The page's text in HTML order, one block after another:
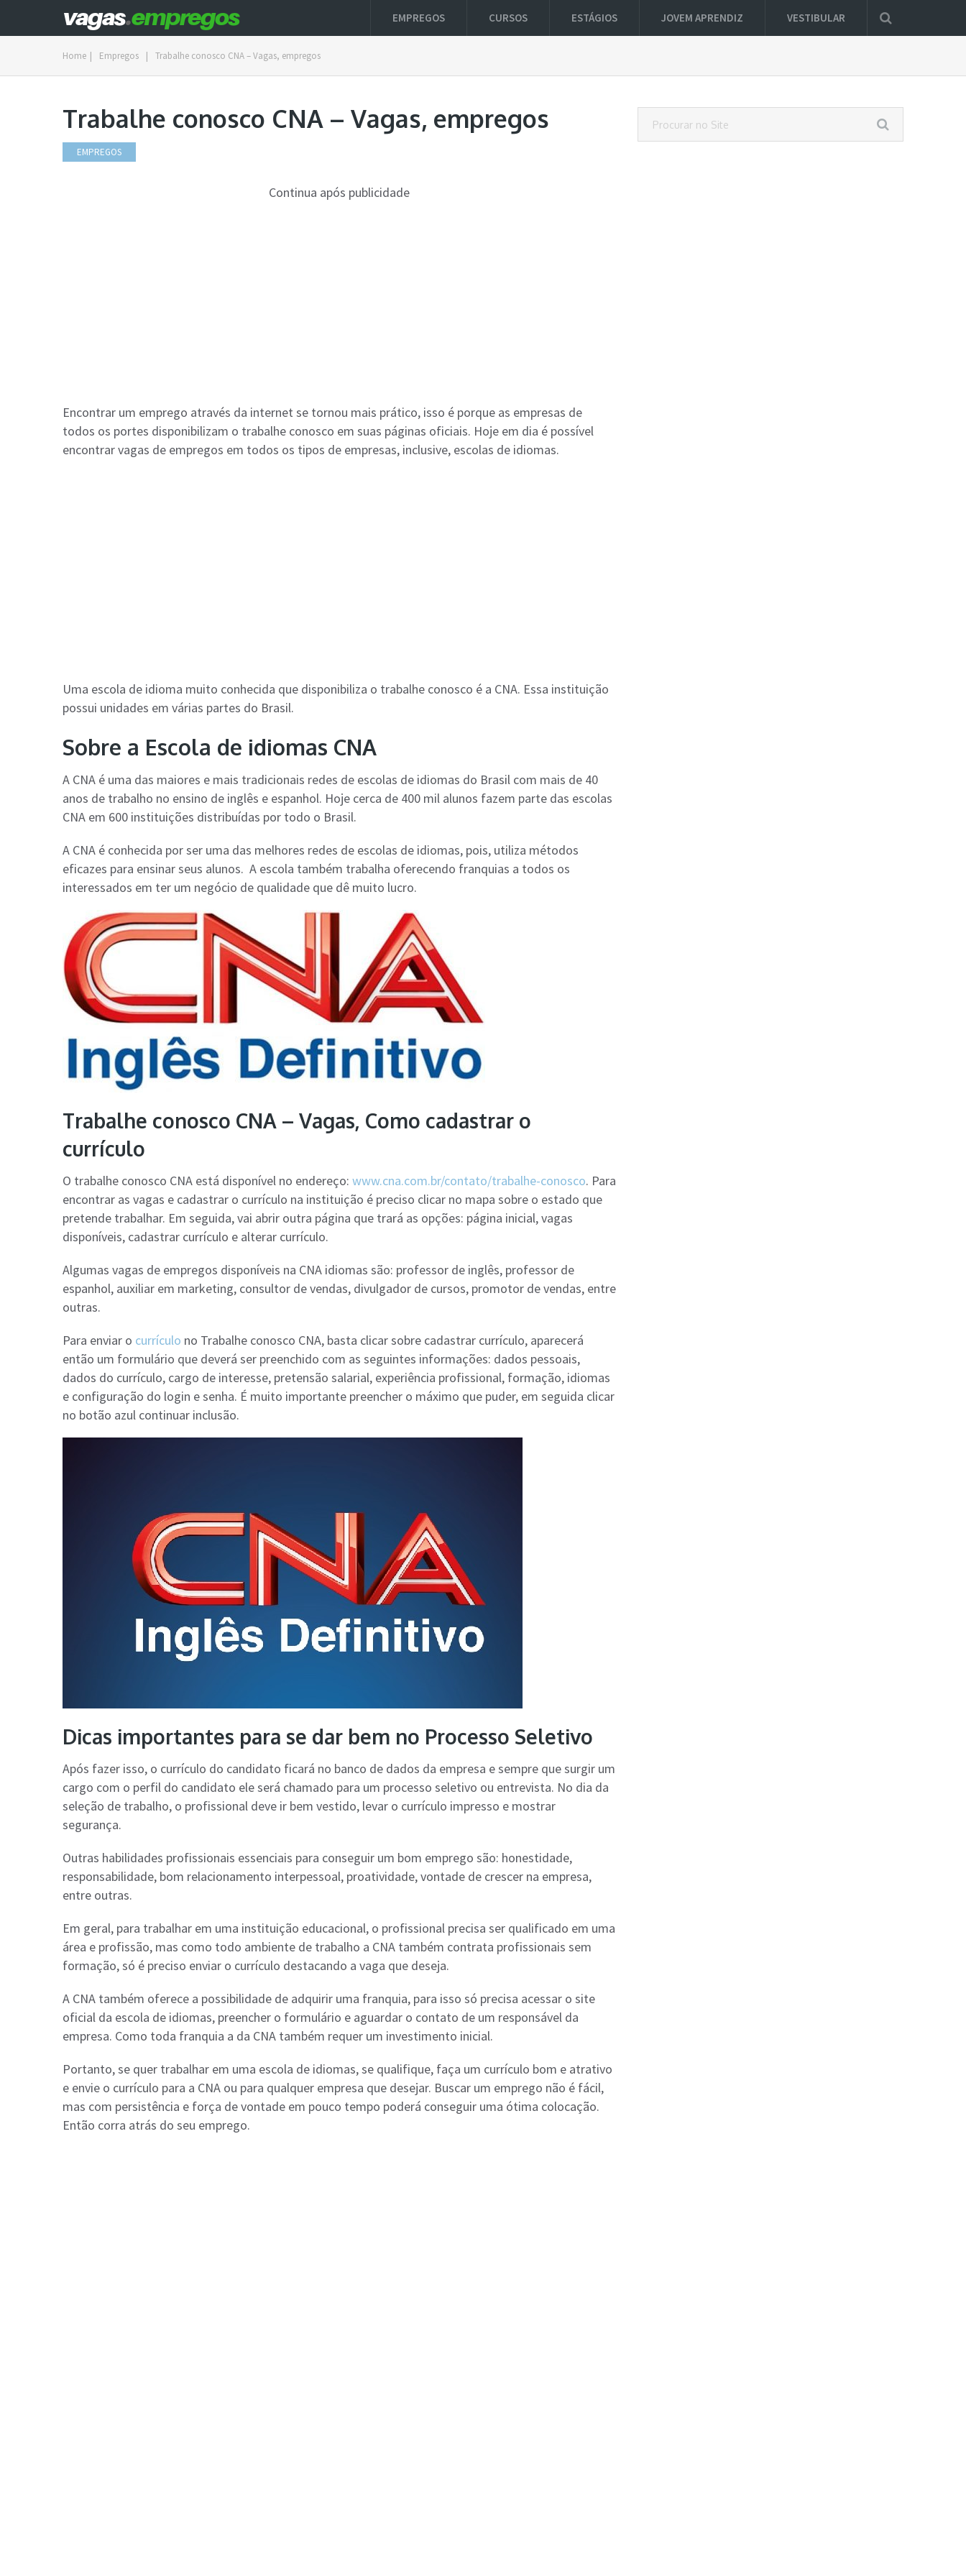
EMPREGOS CURSOS ESTÁGIOS JOVEM APRENDIZ VESTIBULAR
Home | Empregos | Trabalhe conosco CNA – Vagas, empregos
Trabalhe conosco CNA – Vagas, empregos
EMPREGOS
Continua após publicidade
Encontrar um emprego através da internet se tornou mais prático, isso é porque as empresas de
todos os portes disponibilizam o trabalhe conosco em suas páginas oficiais. Hoje em dia é possível
encontrar vagas de empregos em todos os tipos de empresas, inclusive, escolas de idiomas.
Uma escola de idioma muito conhecida que disponibiliza o trabalhe conosco é a CNA. Essa instituição
possui unidades em várias partes do Brasil.
Sobre a Escola de idiomas CNA
A CNA é uma das maiores e mais tradicionais redes de escolas de idiomas do Brasil com mais de 40
anos de trabalho no ensino de inglês e espanhol. Hoje cerca de 400 mil alunos fazem parte das escolas
CNA em 600 instituições distribuídas por todo o Brasil.
A CNA é conhecida por ser uma das melhores redes de escolas de idiomas, pois, utiliza métodos
eficazes para ensinar seus alunos. A escola também trabalha oferecendo franquias a todos os
interessados em ter um negócio de qualidade que dê muito lucro.
Trabalhe conosco CNA – Vagas, Como cadastrar o
currículo
O trabalhe conosco CNA está disponível no endereço: www.cna.com.br/contato/trabalhe-conosco. Para
encontrar as vagas e cadastrar o currículo na instituição é preciso clicar no mapa sobre o estado que
pretende trabalhar. Em seguida, vai abrir outra página que trará as opções: página inicial, vagas
disponíveis, cadastrar currículo e alterar currículo.
Algumas vagas de empregos disponíveis na CNA idiomas são: professor de inglês, professor de
espanhol, auxiliar em marketing, consultor de vendas, divulgador de cursos, promotor de vendas, entre
outras.
Para enviar o currículo no Trabalhe conosco CNA, basta clicar sobre cadastrar currículo, aparecerá
então um formulário que deverá ser preenchido com as seguintes informações: dados pessoais,
dados do currículo, cargo de interesse, pretensão salarial, experiência profissional, formação, idiomas
e configuração do login e senha. É muito importante preencher o máximo que puder, em seguida clicar
no botão azul continuar inclusão.
Dicas importantes para se dar bem no Processo Seletivo
Após fazer isso, o currículo do candidato ficará no banco de dados da empresa e sempre que surgir um
cargo com o perfil do candidato ele será chamado para um processo seletivo ou entrevista. No dia da
seleção de trabalho, o profissional deve ir bem vestido, levar o currículo impresso e mostrar
segurança.
Outras habilidades profissionais essenciais para conseguir um bom emprego são: honestidade,
responsabilidade, bom relacionamento interpessoal, proatividade, vontade de crescer na empresa,
entre outras.
Em geral, para trabalhar em uma instituição educacional, o profissional precisa ser qualificado em uma
área e profissão, mas como todo ambiente de trabalho a CNA também contrata profissionais sem
formação, só é preciso enviar o currículo destacando a vaga que deseja.
A CNA também oferece a possibilidade de adquirir uma franquia, para isso só precisa acessar o site
oficial da escola de idiomas, preencher o formulário e aguardar o contato de um responsável da
empresa. Como toda franquia a da CNA também requer um investimento inicial.
Portanto, se quer trabalhar em uma escola de idiomas, se qualifique, faça um currículo bom e atrativo
e envie o currículo para a CNA ou para qualquer empresa que desejar. Buscar um emprego não é fácil,
mas com persistência e força de vontade em pouco tempo poderá conseguir uma ótima colocação.
Então corra atrás do seu emprego.